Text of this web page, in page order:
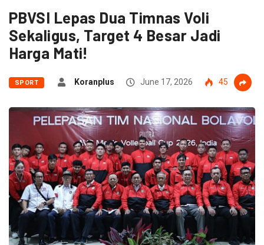
PBVSI Lepas Dua Timnas Voli
Sekaligus, Target 4 Besar Jadi
Harga Mati!
SPORT Koranplus June 17, 2026 45